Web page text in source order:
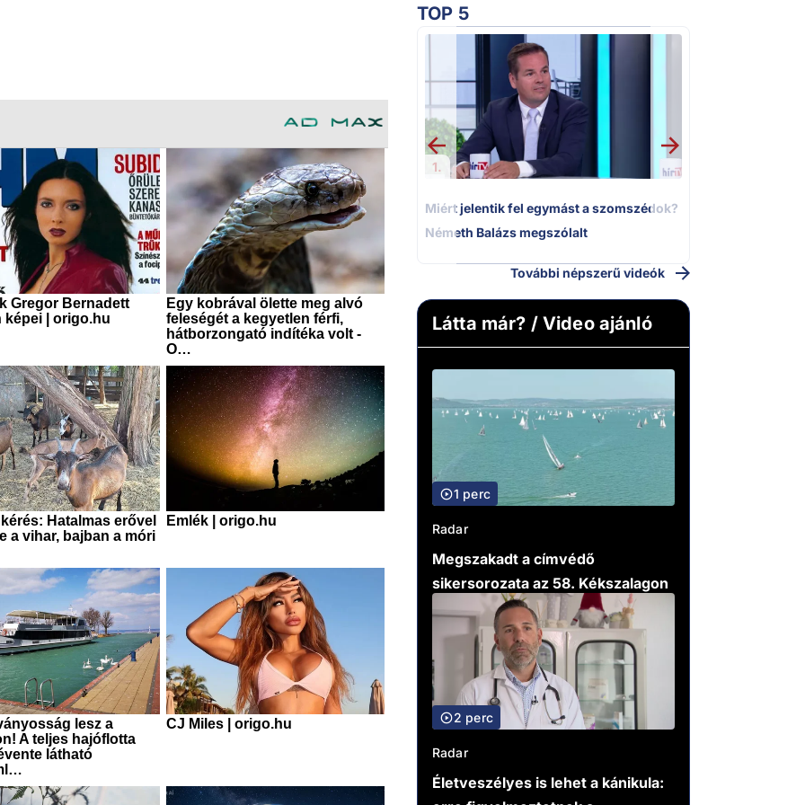
TOP 5
1.
Miért jelentik fel egymást a szomszédok?
Németh Balázs megszólalt
További népszerű videók
Látta már? / Video ajánló
1 perc
Radar
Megszakadt a címvédő
sikersorozata az 58. Kékszalagon
2 perc
Radar
Életveszélyes is lehet a kánikula: